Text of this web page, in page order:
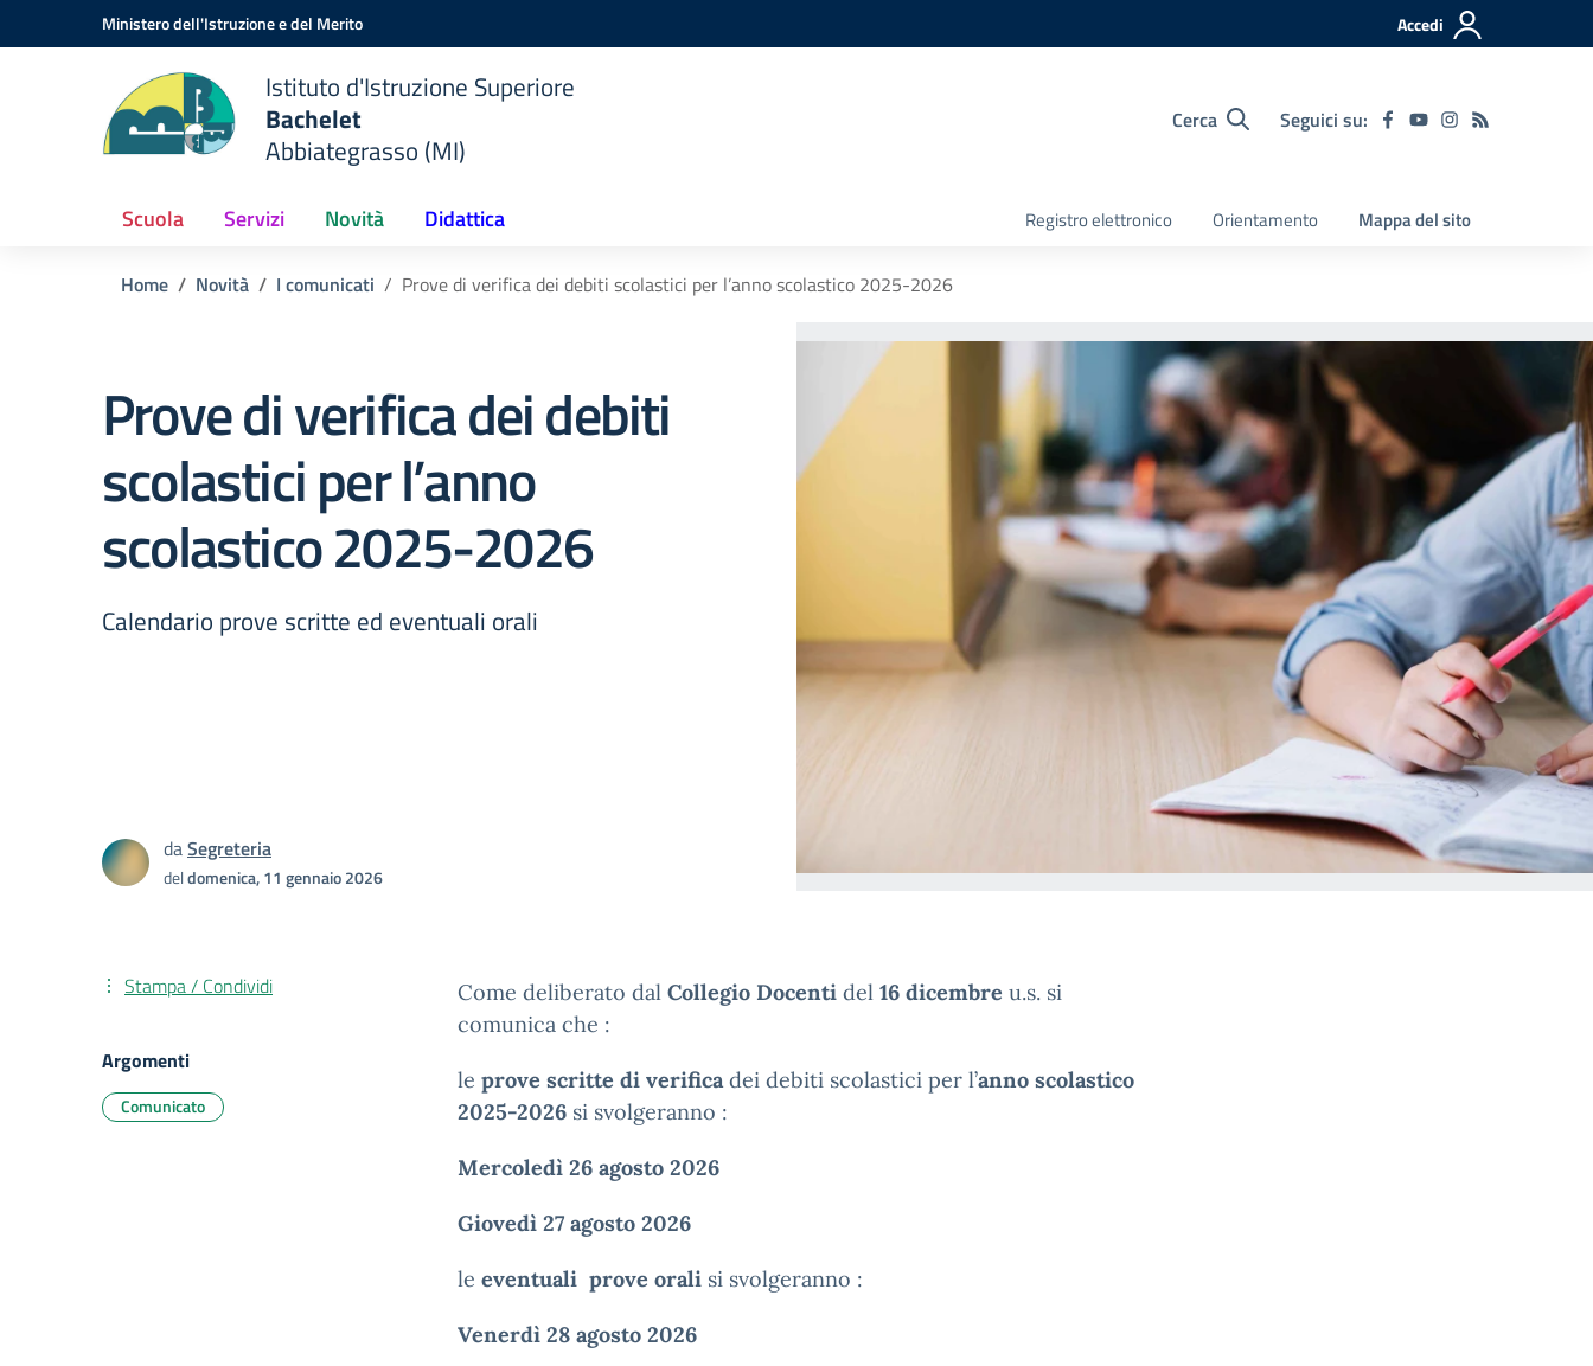
Vai ai contenuti
Vai al menu di navigazioneMinistero dell'Istruzione e del Merito Accedi
Istituto d'Istruzione Superiore
Bachelet
Abbiategrasso (MI)
Cerca Seguici su:
Scuola Servizi Novità Didattica Registro elettronico Orientamento Mappa del sito
Home Novità I comunicati Prove di verifica dei debiti scolastici per l’anno scolastico 2025-2026
Prove di verifica dei debiti
scolastici per l’anno
scolastico 2025-2026
Calendario prove scritte ed eventuali orali
daSegreteria
deldomenica, 11 gennaio 2026
Come deliberato dal Collegio Docenti del 16 dicembre u.s. si
comunica che :
le prove scritte di verificadei debiti scolastici per l’anno scolastico
2025-2026 si svolgeranno :
Mercoledì 26 agosto 2026
Giovedì 27 agosto 2026
le eventuali prove orali si svolgeranno :
Venerdì 28 agosto 2026
Stampa / Condividi
Argomenti
Comunicato